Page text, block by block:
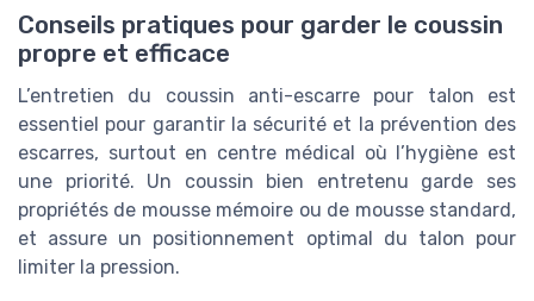
Conseils pratiques pour garder le coussin
propre et efficace
L’entretien du coussin anti-escarre pour talon est
essentiel pour garantir la sécurité et la prévention des
escarres, surtout en centre médical où l’hygiène est
une priorité. Un coussin bien entretenu garde ses
propriétés de mousse mémoire ou de mousse standard,
et assure un positionnement optimal du talon pour
limiter la pression.